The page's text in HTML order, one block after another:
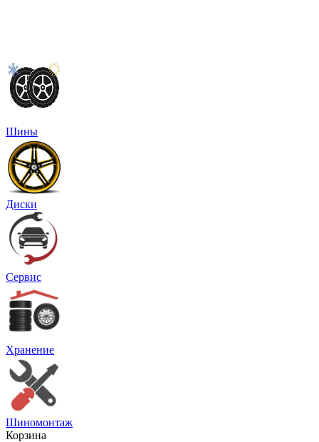
Шины
Диски
Сервис
Хранение
Шиномонтаж
Корзина